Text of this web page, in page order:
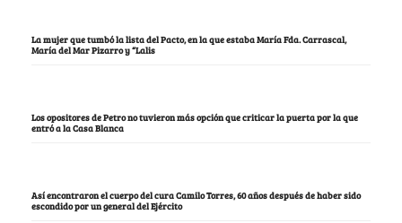
La mujer que tumbó la lista del Pacto, en la que estaba María Fda. Carrascal,
María del Mar Pizarro y “Lalis
Los opositores de Petro no tuvieron más opción que criticar la puerta por la que
entró a la Casa Blanca
Así encontraron el cuerpo del cura Camilo Torres, 60 años después de haber sido
escondido por un general del Ejército